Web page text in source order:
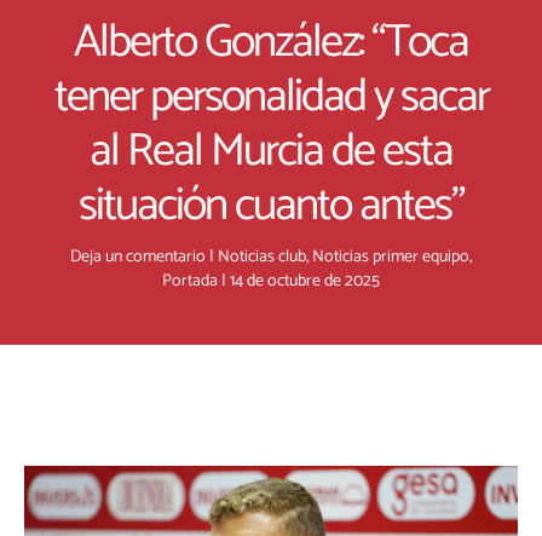
Alberto González: “Toca
tener personalidad y sacar
al Real Murcia de esta
situación cuanto antes”
Deja un comentario | Noticias club,Noticias primer equipo,
Portada |14 de octubre de 2025